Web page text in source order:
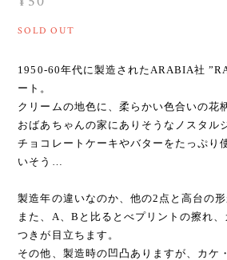
SOLD OUT
1950-60年代に製造されたARABIA社
ート。
クリームの地色に、柔らかい色合いの花
おばあちゃんの家にありそうなノスタル
チョコレートケーキやバターをたっぷり
いそう…
製造年の違いなのか、他の2点と高台の形
また、A、Bと比るとべプリントの擦れ
つきが目立ちます。
その他、製造時の凹凸ありますが、カケ